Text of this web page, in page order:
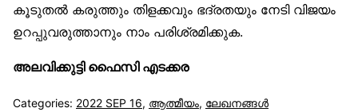
കൂടുതൽ കരുത്തും തിളക്കവും ഭദ്രതയും നേടി വിജയം
ഉറപ്പുവരുത്താനും നാം പരിശ്രമിക്കുക.
അലവിക്കുട്ടി ഫൈസി എടക്കര
Categories: 2022 SEP 16, ആത്മീയം, ലേഖനങ്ങള്‍